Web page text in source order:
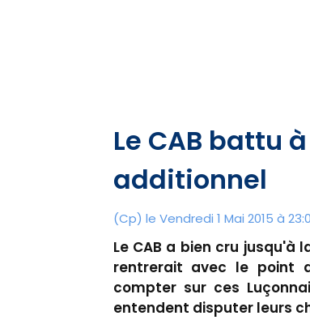
Le CAB battu
additionnel
(Cp) le Vendredi 1 Mai 2015 à
Le CAB a bien cru jusqu'à
rentrerait avec le point
compter sur ces
entendent disputer leurs